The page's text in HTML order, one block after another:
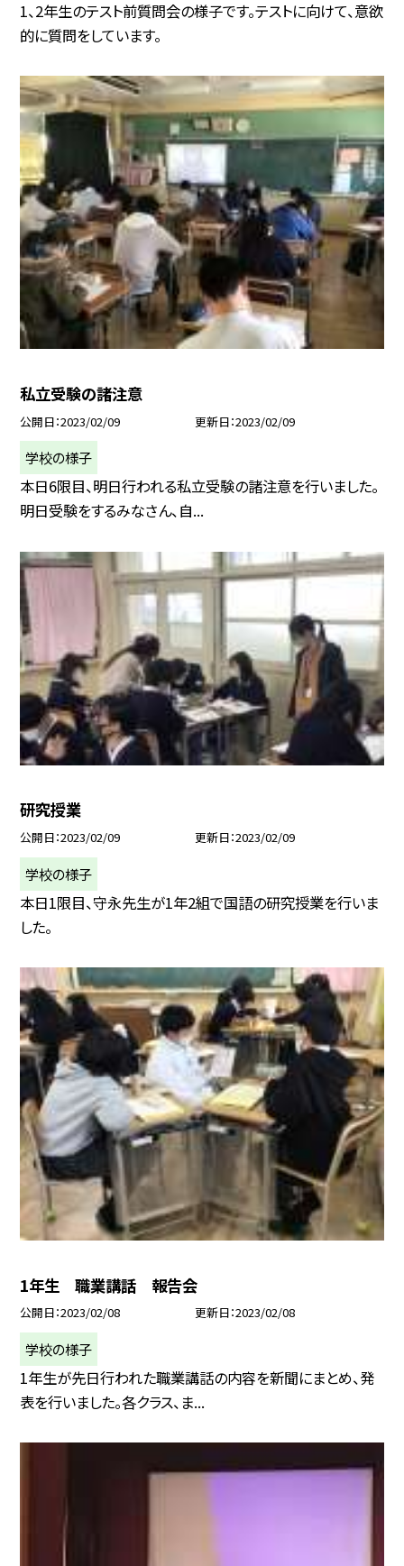
1、2年生のテスト前質問会の様子です。テストに向けて、意欲
的に質問をしています。
私立受験の諸注意
公開日 2023/02/09 更新日 2023/02/09
学校の様子
本日6限目、明日行われる私立受験の諸注意を行いました。
明日受験をするみなさん、自...
研究授業
公開日 2023/02/09 更新日 2023/02/09
学校の様子
本日1限目、守永先生が1年2組で国語の研究授業を行いま
した。
1年生 職業講話 報告会
公開日 2023/02/08 更新日 2023/02/08
学校の様子
1年生が先日行われた職業講話の内容を新聞にまとめ、発
表を行いました。各クラス、ま...